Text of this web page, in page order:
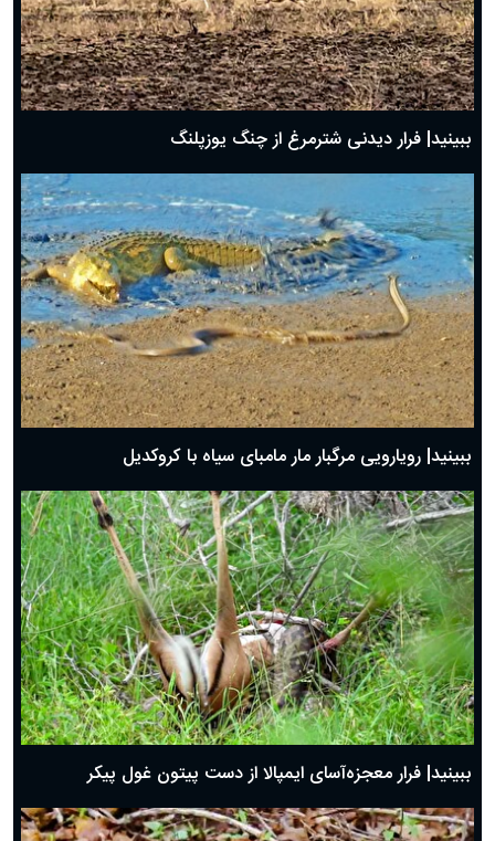
ببینید| فرار دیدنی شترمرغ از چنگ یوزپلنگ
ببینید| رویارویی مرگبار مار مامبای سیاه با کروکدیل
ببینید| فرار معجزه‌آسای ایمپالا از دست پیتون غول پیکر